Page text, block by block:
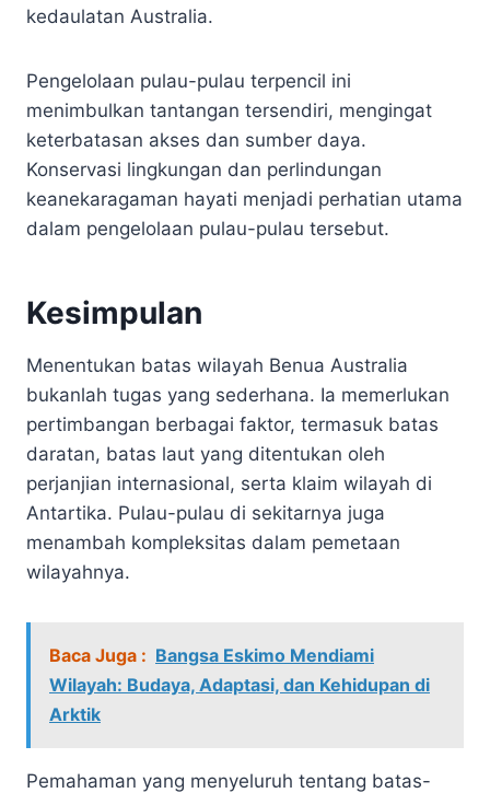
kedaulatan Australia.
Pengelolaan pulau-pulau terpencil ini
menimbulkan tantangan tersendiri, mengingat
keterbatasan akses dan sumber daya.
Konservasi lingkungan dan perlindungan
keanekaragaman hayati menjadi perhatian utama
dalam pengelolaan pulau-pulau tersebut.
Kesimpulan
Menentukan batas wilayah Benua Australia
bukanlah tugas yang sederhana. Ia memerlukan
pertimbangan berbagai faktor, termasuk batas
daratan, batas laut yang ditentukan oleh
perjanjian internasional, serta klaim wilayah di
Antartika. Pulau-pulau di sekitarnya juga
menambah kompleksitas dalam pemetaan
wilayahnya.
Baca Juga : Bangsa Eskimo Mendiami
Wilayah: Budaya, Adaptasi, dan Kehidupan di
Arktik
Pemahaman yang menyeluruh tentang batas-